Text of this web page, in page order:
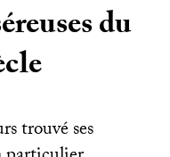
du
trouvé ses